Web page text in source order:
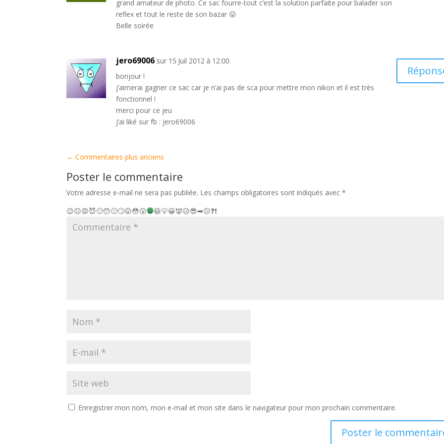
grand amateur de photo. Ce sac fourre-tout c’est la solution parfaite pour balader son
reflex et tout le reste de son bazar 😛
Belle soirée
jero69006 sur 15 Juil 2012 à 12:00
bonjour !
j’aimerai gagner ce sac car je n’ai pas de sca pour mettre mon nikon et il est très
fonctionnel !
merci pour ce jeu
j’ai liké sur fb : jero69006
← Commentaires plus anciens
Poster le commentaire
Votre adresse e-mail ne sera pas publiée. Les champs obligatoires sont indiqués avec*
😉😐😡😈🙂😯🙁🙄😛😳😮 😆💡😀👿😥😎➡😕❓❗
Enregistrer mon nom, mon e-mail et mon site dans le navigateur pour mon prochain commentaire.